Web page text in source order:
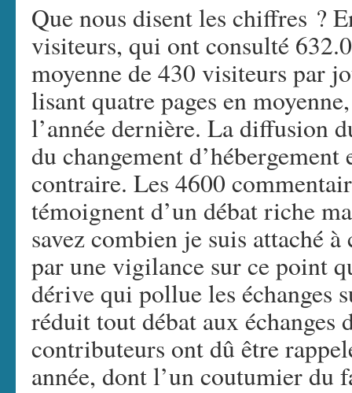
Que nous disent les chiffres ?
visiteurs, qui ont consulté
moyenne de 430 visiteurs par
lisant quatre pages en
l’année dernière. La diffusion
du changement
contraire. Les 4600
témoignent d’un débat riche
savez combien je suis attaché
par une vigilance sur ce point
dérive qui pollue les échanges
réduit tout débat aux échanges
contributeurs ont dû être
année, dont l’un coutumier du